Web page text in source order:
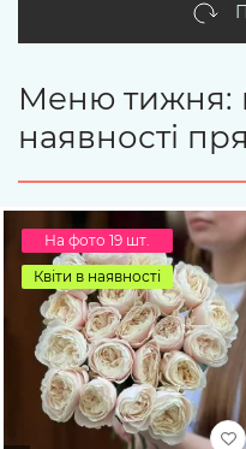
Меню тижня:
наявності
На фото 19 шт.
Квіти в наявності